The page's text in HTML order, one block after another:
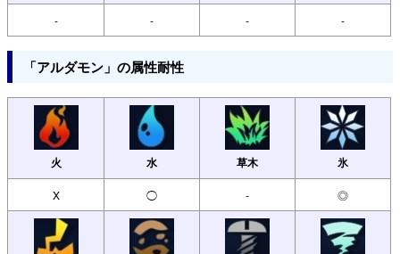
- - - -
「アルダモン」の属性耐性
火 水 草木 氷
X ◯ - ◎